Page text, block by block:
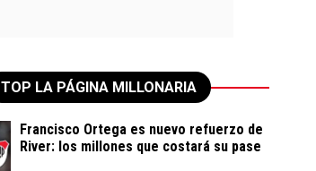
TOP LA PÁGINA MILLONARIA
Francisco Ortega es nuevo refuerzo de
River: los millones que costará su pase